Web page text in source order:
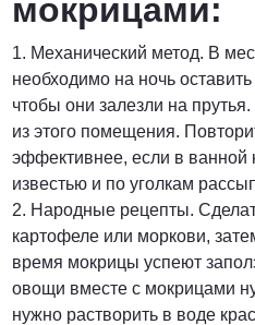
мокрицами:
1. Механический метод. В
необходимо на ночь
чтобы они залезли на
из этого помещения.
эффективнее, если в ванной
известью и по уголкам
2. Народные рецепты.
картофеле или моркови,
время мокрицы успеют
овощи вместе с мокрицами
нужно растворить в воде